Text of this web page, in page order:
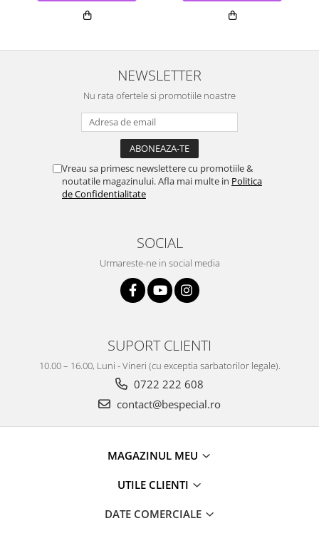
NEWSLETTER
Nu rata ofertele si promotiile noastre
Vreau sa primesc newslettere cu promotiile &
noutatile magazinului. Afla mai multe in Politica
de Confidentialitate
SOCIAL
Urmareste-ne in social media
SUPORT CLIENTI
10.00 – 16.00, Luni - Vineri (cu exceptia sarbatorilor legale).
0722 222 608
contact@bespecial.ro
MAGAZINUL MEU
UTILE CLIENTI
DATE COMERCIALE